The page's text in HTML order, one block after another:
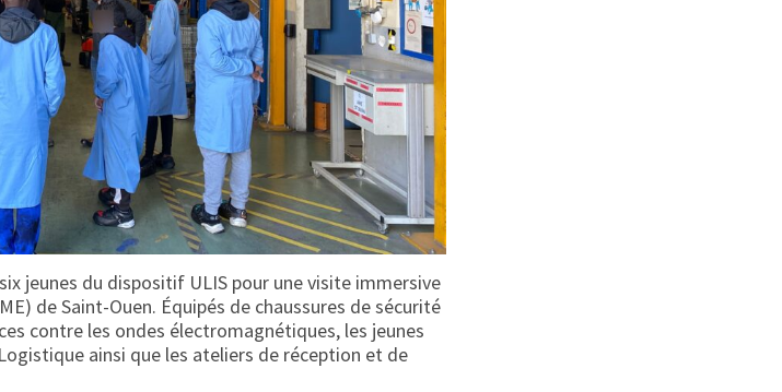
jeunes du dispositif ULIS pour une visite immersive
de Saint-Ouen. Équipés de chaussures de sécurité
contre les ondes électromagnétiques, les jeunes
ainsi que les ateliers de réception et de